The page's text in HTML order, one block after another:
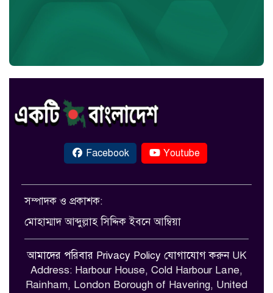
Facebook Youtube
সম্পাদক ও প্রকাশক:
মোহাম্মাদ আব্দুল্লাহ সিদ্দিক ইবনে আম্বিয়া
আমাদের পরিবার Privacy Policy যোগাযোগ করুনUK
Address: Harbour House, Cold Harbour Lane,
Rainham, London Borough of Havering, United